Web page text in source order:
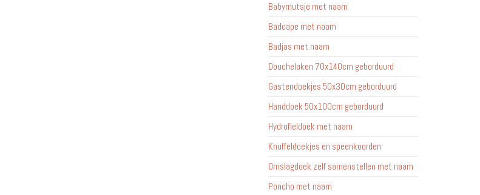
Babymutsje met naam
Badcape met naam
Badjas met naam
Douchelaken 70x140cm geborduurd
Gastendoekjes 50x30cm geborduurd
Handdoek 50x100cm geborduurd
Hydrofieldoek met naam
Knuffeldoekjes en speenkoorden
Omslagdoek zelf samenstellen met naam
Poncho met naam